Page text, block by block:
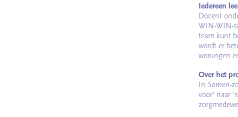
Iedereen
Docent
WIN-WIN-
team kunt
wordt er
woningen
Over het
In Samen-
voor’ naar